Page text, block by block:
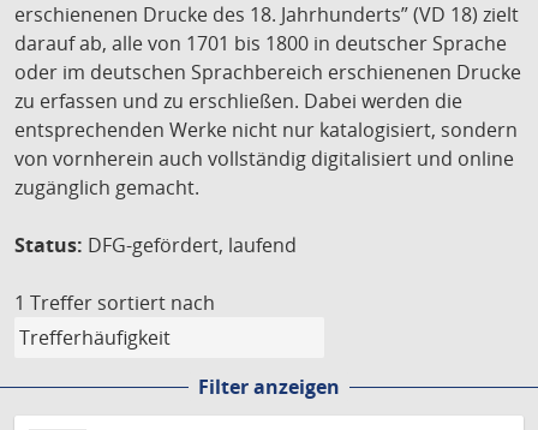
erschienenen Drucke des 18. Jahrhunderts” (VD 18) zielt
darauf ab, alle von 1701 bis 1800 in deutscher Sprache
oder im deutschen Sprachbereich erschienenen Drucke
zu erfassen und zu erschließen. Dabei werden die
entsprechenden Werke nicht nur katalogisiert, sondern
von vornherein auch vollständig digitalisiert und online
zugänglich gemacht.
Status: DFG-gefördert, laufend
1 Treffer sortiert nach
Filter anzeigen